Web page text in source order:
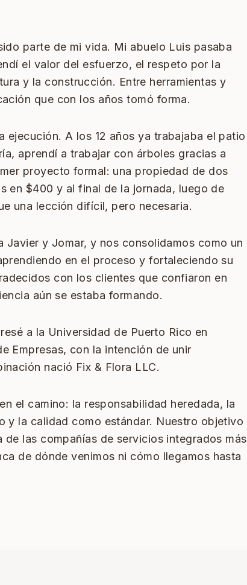
parte de mi vida. Mi abuelo Luis pasaba
el valor del esfuerzo, el respeto por la
y la construcción. Entre herramientas y
que con los años tomó forma.
ejecución. A los 12 años ya trabajaba el patio
aprendí a trabajar con árboles gracias a
proyecto formal: una propiedad de dos
en $400 y al final de la jornada, luego de
una lección difícil, pero necesaria.
y Jomar, y nos consolidamos como un
en el proceso y fortaleciendo su
con los clientes que confiaron en
aún se estaba formando.
a la Universidad de Puerto Rico en
Empresas, con la intención de unir
nació Fix & Flora LLC.
el camino: la responsabilidad heredada, la
la calidad como estándar. Nuestro objetivo
las compañías de servicios integrados más
de dónde venimos ni cómo llegamos hasta